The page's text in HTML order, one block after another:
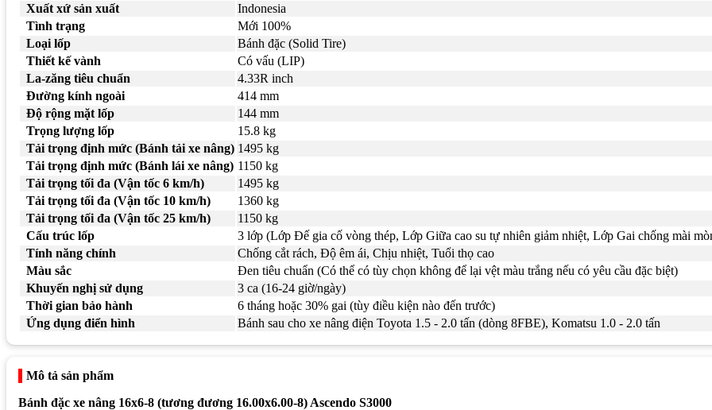
Xuất xứ sản xuất
Indonesia
Tình trạng
Mới 100%
Loại lốp
Bánh đặc (Solid Tire)
Thiết kế vành
Có vấu (LIP)
La-zăng tiêu chuẩn
4.33R inch
Đường kính ngoài
414 mm
Độ rộng mặt lốp
144 mm
Trọng lượng lốp
15.8 kg
Tải trọng định mức (Bánh tải xe nâng) 1495 kg
Tải trọng định mức (Bánh lái xe nâng) 1150 kg
Tải trọng tối đa (Vận tốc 6 km/h)
1495 kg
Tải trọng tối đa (Vận tốc 10 km/h)
1360 kg
Tải trọng tối đa (Vận tốc 25 km/h)
1150 kg
Cấu trúc lốp
3 lớp (Lớp Đế gia cố vòng thép, Lớp Giữa cao su tự nhiên giảm nhiệt, Lớp Gai chống mài
Tính năng chính
Chống cắt rách, Độ êm ái, Chịu nhiệt, Tuổi thọ cao
Màu sắc
Đen tiêu chuẩn (Có thể có tùy chọn không để lại vệt màu trắng nếu có yêu cầu đặc biệt)
Khuyến nghị sử dụng
3 ca (16-24 giờ/ngày)
Thời gian bảo hành
6 tháng hoặc 30% gai (tùy điều kiện nào đến trước)
Ứng dụng điển hình
Bánh sau cho xe nâng điện Toyota 1.5 - 2.0 tấn (dòng 8FBE), Komatsu 1.0 - 2.0 tấn
Mô tả sản phẩm
Bánh đặc xe nâng 16x6-8 (tương đương 16.00x6.00-8) Ascendo S3000